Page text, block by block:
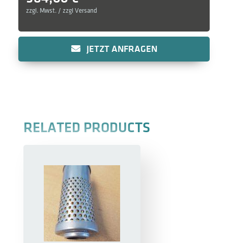
zzgl. Mwst. / zzgl Versand
JETZT ANFRAGEN
RELATED PRODUCTS